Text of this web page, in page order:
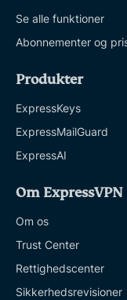
Se alle funktioner
Abonnementer og
Produkter
ExpressKeys
ExpressMailGuard
ExpressAI
Om ExpressVPN
Om os
Trust Center
Rettighedscenter
Sikkerhedsrevisioner